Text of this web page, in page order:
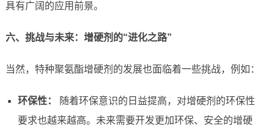
具有广阔的应用前景。
六、挑战与未来：增硬剂的“进化之路”
当然，特种聚氨酯增硬剂的发展也面临着一些挑战，例如：
环保性：
随着环保意识的日益提高，对增硬剂的环保性
要求也越来越高。未来需要开发更加环保、安全的增硬